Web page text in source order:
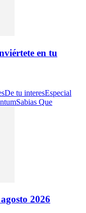
en tu
De tu interesEspecial
Sabias Que
2026